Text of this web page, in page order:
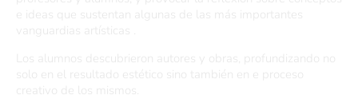
e ideas que sustentan algunas de las más importantes
vanguardias artísticas .
Los alumnos descubrieron autores y obras, profundizando no
solo en el resultado estético sino también en e proceso
creativo de los mismos.